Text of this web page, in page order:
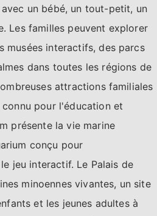
un bébé, un tout-petit, un
Les familles peuvent explorer
musées interactifs, des parcs
dans toutes les régions de
attractions familiales
pour l'éducation et
présente la vie marine
conçu pour
jeu interactif. Le Palais de
minoennes vivantes, un site
et les jeunes adultes à